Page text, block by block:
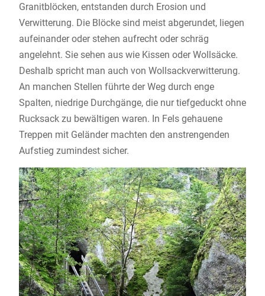
Granitblöcken, entstanden durch Erosion und
Verwitterung. Die Blöcke sind meist abgerundet, liegen
aufeinander oder stehen aufrecht oder schräg
angelehnt. Sie sehen aus wie Kissen oder Wollsäcke.
Deshalb spricht man auch von Wollsackverwitterung.
An manchen Stellen führte der Weg durch enge
Spalten, niedrige Durchgänge, die nur tiefgeduckt ohne
Rucksack zu bewältigen waren. In Fels gehauene
Treppen mit Geländer machten den anstrengenden
Aufstieg zumindest sicher.